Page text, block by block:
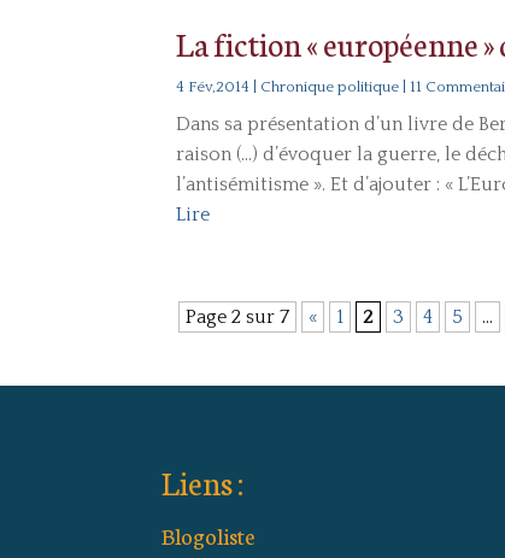
La fiction « européenne »
4 Fév,2014 Chronique politique | 11
Dans sa présentation d’un livre de
raison (…) d’évoquer la guerre, le
l’antisémitisme ». Et d’ajouter : «
Lire
Page 2 sur 7 « 1 2 3 4 5 …
Liens :
Blogoliste